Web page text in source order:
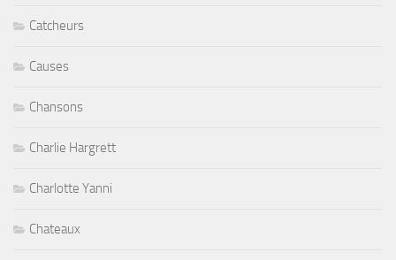
Catcheurs
Causes
Chansons
Charlie Hargrett
Charlotte Yanni
Chateaux